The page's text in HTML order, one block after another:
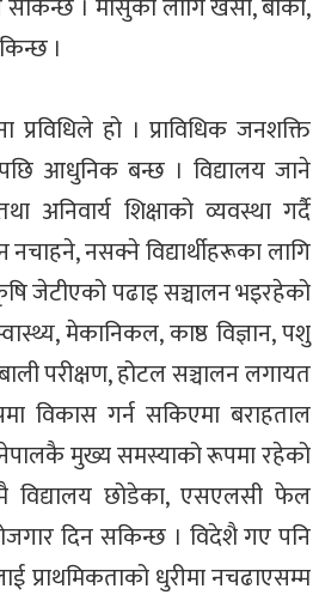
सकिन्छ । मासुका लागि खसी, बोका,
।
हो । प्राविधिक जनशक्ति
आधुनिक बन्छ । विद्यालय जाने
शिक्षाको व्यवस्था गर्दै
नसक्ने विद्यार्थीहरूका लागि
जेटीएको पढाइ सञ्चालन भइरहेको
मेकानिकल, काष्ठ विज्ञान, पशु
बाली परीक्षण, होटल सञ्चालन लगायत
विकास गर्न सकिएमा बराहताल
मुख्य समस्याको रूपमा रहेको
विद्यालय छोडेका, एसएलसी फेल
दिन सकिन्छ । विदेशै गए पनि
प्राथमिकताको धुरीमा नचढाएसम्म